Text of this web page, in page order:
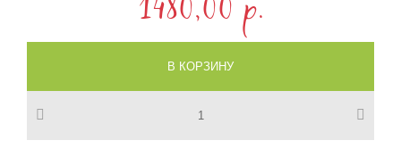
1480,00 p.